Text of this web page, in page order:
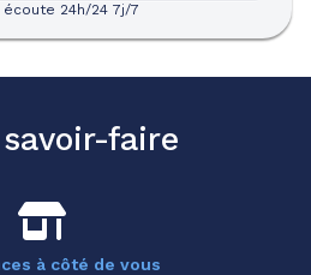
24h/24 7j/7
faire
à côté de vous